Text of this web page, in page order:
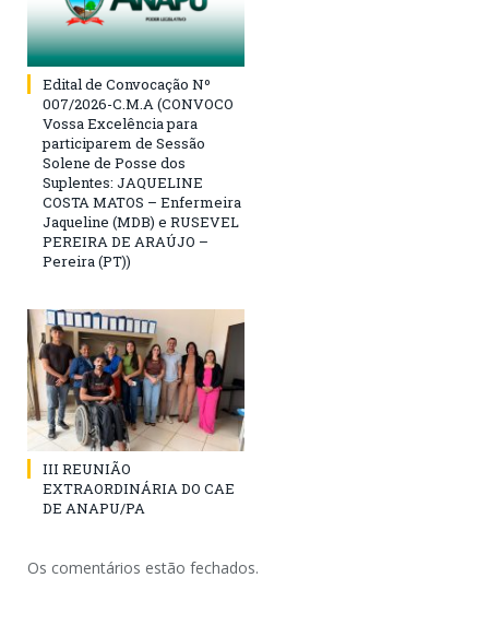
Edital de Convocação Nº
007/2026-C.M.A (CONVOCO
Vossa Excelência para
participarem de Sessão
Solene de Posse dos
Suplentes: JAQUELINE
COSTA MATOS – Enfermeira
Jaqueline (MDB) e RUSEVEL
PEREIRA DE ARAÚJO –
Pereira (PT))
III REUNIÃO
EXTRAORDINÁRIA DO CAE
DE ANAPU/PA
Os comentários estão fechados.